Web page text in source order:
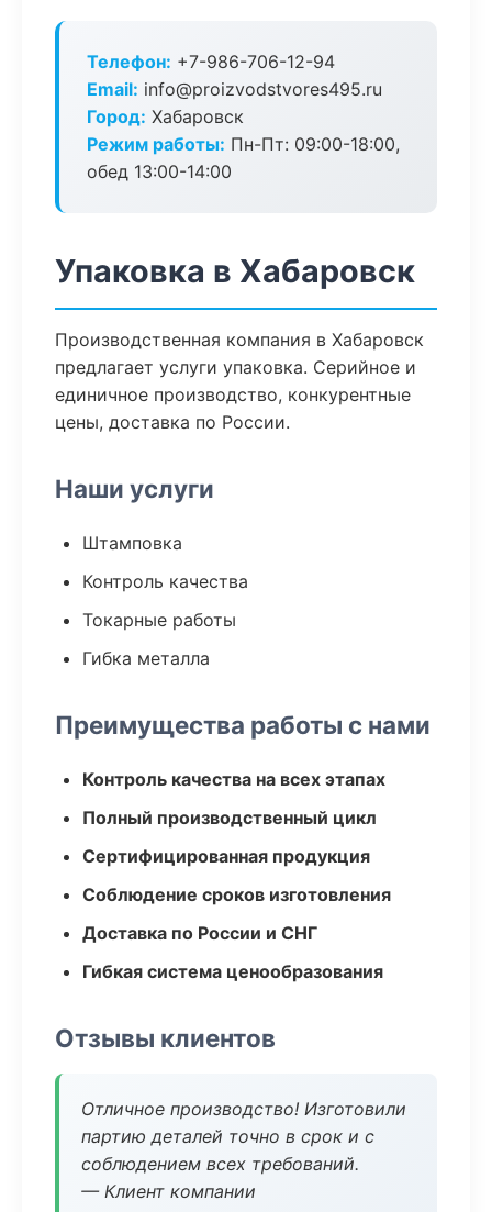
Телефон: +7-986-706-12-94
Email: info@proizvodstvores495.ru
Город: Хабаровск
Режим работы: Пн-Пт: 09:00-18:00,
обед 13:00-14:00
Упаковка в Хабаровск
Производственная компания в Хабаровск
предлагает услуги упаковка. Серийное и
единичное производство, конкурентные
цены, доставка по России.
Наши услуги
Штамповка
Контроль качества
Токарные работы
Гибка металла
Преимущества работы с нами
Контроль качества на всех этапах
Полный производственный цикл
Сертифицированная продукция
Соблюдение сроков изготовления
Доставка по России и СНГ
Гибкая система ценообразования
Отзывы клиентов
Отличное производство! Изготовили
партию деталей точно в срок и с
соблюдением всех требований.
— Клиент компании